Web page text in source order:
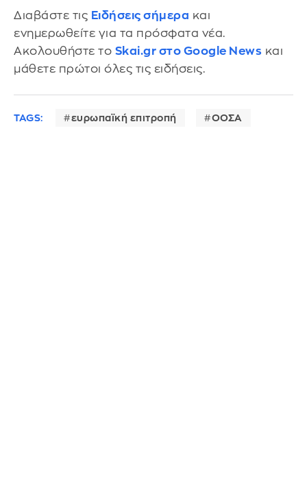
Διαβάστε τις Ειδήσεις σήμερα και
ενημερωθείτε για τα πρόσφατα νέα.
Ακολουθήστε το Skai.gr στο Google News και
μάθετε πρώτοι όλες τις ειδήσεις.
TAGS: ευρωπαϊκή επιτροπή ΟΟΣΑ